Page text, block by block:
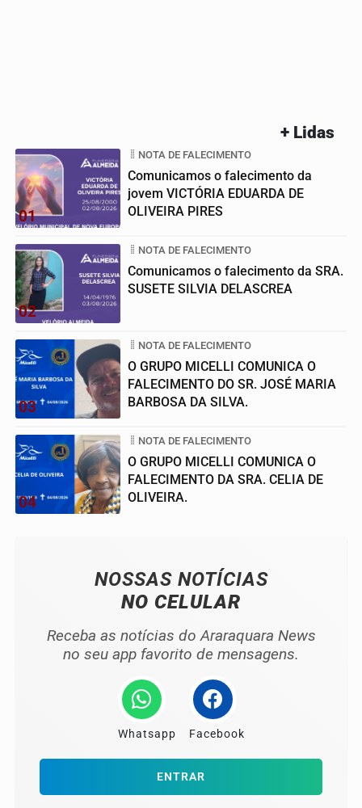
+ Lidas
01
NOTA DE FALECIMENTO
Comunicamos o falecimento da
jovem VICTÓRIA EDUARDA DE
OLIVEIRA PIRES
02
NOTA DE FALECIMENTO
Comunicamos o falecimento da SRA.
SUSETE SILVIA DELASCREA
03
NOTA DE FALECIMENTO
O GRUPO MICELLI COMUNICA O
FALECIMENTO DO SR. JOSÉ MARIA
BARBOSA DA SILVA.
04
NOTA DE FALECIMENTO
O GRUPO MICELLI COMUNICA O
FALECIMENTO DA SRA. CELIA DE
OLIVEIRA.
NOSSAS NOTÍCIAS
NO CELULAR
Receba as notícias do Araraquara News
no seu app favorito de mensagens.
Whatsapp Facebook
ENTRAR